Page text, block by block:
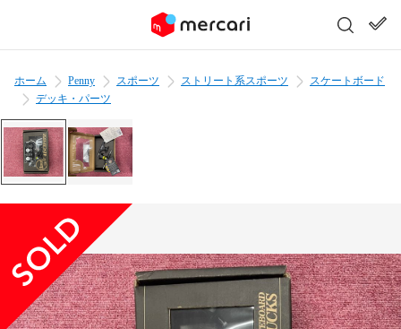
ホーム Penny スポーツ ストリート系スポーツ
スケートボード
デッキ・パーツ